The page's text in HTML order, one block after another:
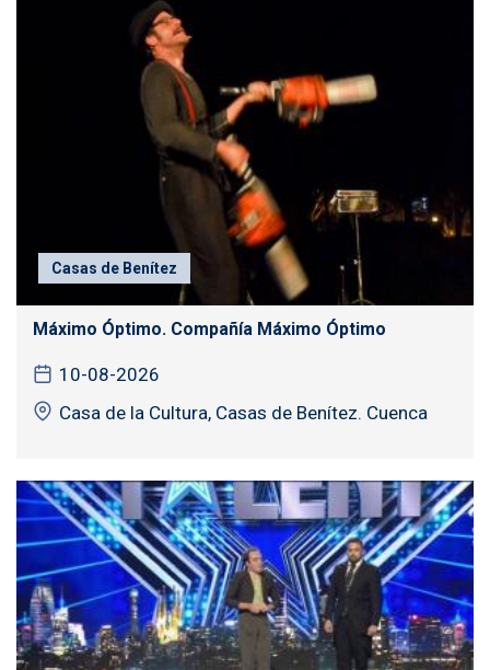
Casas de Benítez
Máximo Óptimo. Compañía Máximo Óptimo
10-08-2026
Casa de la Cultura, Casas de Benítez. Cuenca